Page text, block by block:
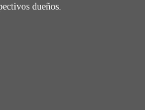
dueños.